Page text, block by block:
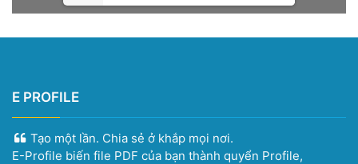
E PROFILE
Tạo một lần. Chia sẻ ở khắp mọi nơi.
E-Profile biến file PDF của bạn thành quyển Profile,